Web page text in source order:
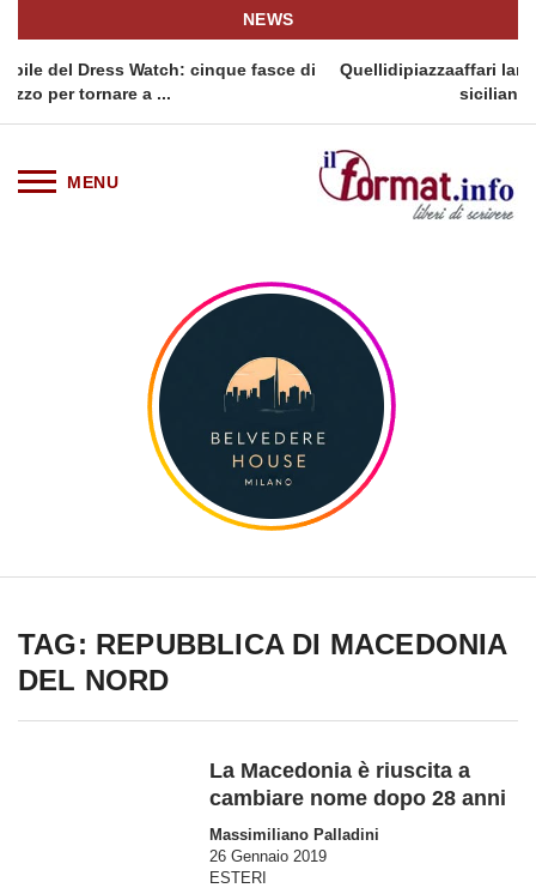
NEWS
cinque fasce di
a ...
Quellidipiazzaaffari lancia un nuovo
siciliana:
TAG: REPUBBLICA DI MACEDONIA
DEL NORD
La Macedonia è riuscita a
cambiare nome dopo 28 anni
Massimiliano Palladini
26 Gennaio 2019
ESTERI